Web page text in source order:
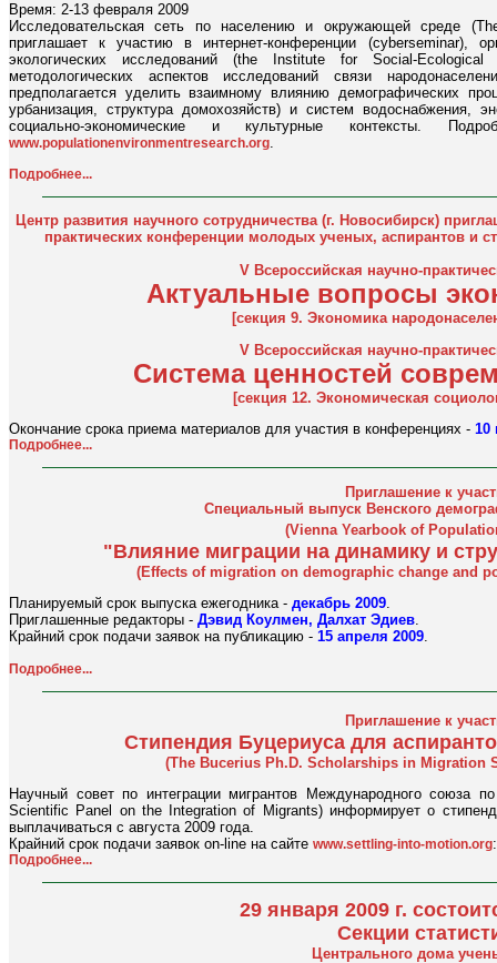
Время: 2-13 февраля 2009
Исследовательская сеть по населению и окружающей среде
приглашает к участию в интернет-конференции (cyberseminar),
экологических исследований (the Institute for Social-
методологических аспектов исследований связи
предполагается уделить взаимному влиянию демографических
урбанизация, структура домохозяйств) и систем водоснабжения,
социально-экономические и культурные контексты.
www.populationenvironmentresearch.org.
Подробнее...
Центр развития научного сотрудничества (г. Новосибирск)
практических конференции молодых ученых, аспирантов и
V Всероссийская научно-
Актуальные вопросы
[секция 9. Экономика
V Всероссийская научно-
Система ценностей
[секция 12. Экономическая
Окончание срока приема материалов для участия в конференциях - 10
Подробнее...
Приглашение к
Специальный выпуск Венского
(Vienna Yearbook of
"Влияние миграции на динамику и
(Effects of migration on demographic change and
Планируемый срок выпуска ежегодника - декабрь 2009
Приглашенные редакторы - Дэвид Коулмен, Далхат Эдиев
Крайний срок подачи заявок на публикацию - 15 апреля 2009
Подробнее...
Приглашение к
Стипендия Буцериуса для
(The Bucerius Ph.D. Scholarships in Migration
Научный совет по интеграции мигрантов Международного союза
Scientific Panel on the Integration of Migrants) информирует о
выплачиваться с августа 2009 года.
Крайний срок подачи заявок on-line на сайте www.settling-into-motion.org
Подробнее...
29 января 2009 г.
Cекции
Центрального дома